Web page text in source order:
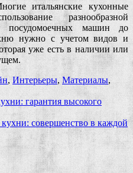
итальянские кухонные
разнообразной
машин до
нужно с учетом видов и
уже есть в наличии или
,Интерьеры,Материалы,
гарантия высокого
кухни: совершенство в каждой